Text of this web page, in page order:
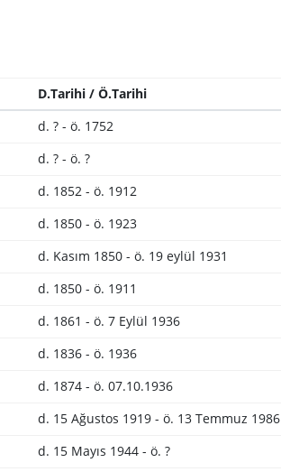
D.Tarihi / Ö.Tarihi
d. ? - ö. 1752
d. ? - ö. ?
d. 1852 - ö. 1912
d. 1850 - ö. 1923
d. Kasım 1850 - ö. 19 eylül 1931
d. 1850 - ö. 1911
d. 1861 - ö. 7 Eylül 1936
d. 1836 - ö. 1936
d. 1874 - ö. 07.10.1936
d. 15 Ağustos 1919 - ö. 13 Temmuz 1986
d. 15 Mayıs 1944 - ö. ?